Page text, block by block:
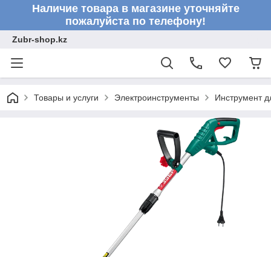
Наличие товара в магазине уточняйте
пожалуйста по телефону!
Zubr-shop.kz
Товары и услуги Электроинструменты Инструмент